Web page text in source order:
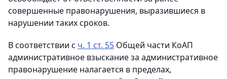
совершенные правонарушения, выразившиеся в
нарушении таких сроков.
В соответствии с ч. 1 ст. 55 Общей части КоАП
административное взыскание за административное
правонарушение налагается в пределах,